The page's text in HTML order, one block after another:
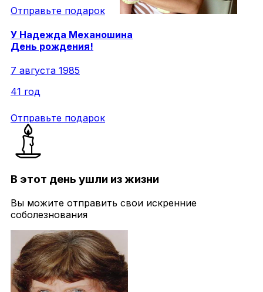
Отправьте подарок
У Надежда Механошина
День рождения!
7 августа 1985
41 год
Отправьте подарок
В этот день ушли из жизни
Вы можите отправить свои искренние
соболезнования